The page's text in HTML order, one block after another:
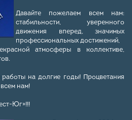
Давайте пожелаем всем нам:
стабильности, уверенного
движения вперед, значимых
профессиональных достижений,
атмосферы в коллективе,
на долгие годы! Процветания
нам!
Юг»!!!